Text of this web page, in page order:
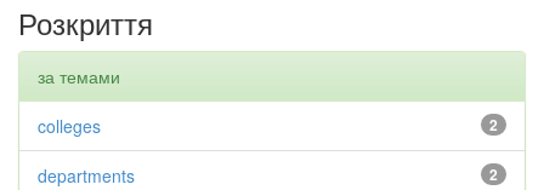
Розкриття
за темами
2
colleges
2
departments